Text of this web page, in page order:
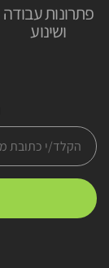
פתרונות עבודה
ושינוע